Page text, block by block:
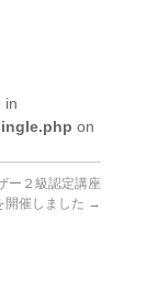
in
on
ー２級認定講座
開催しました →